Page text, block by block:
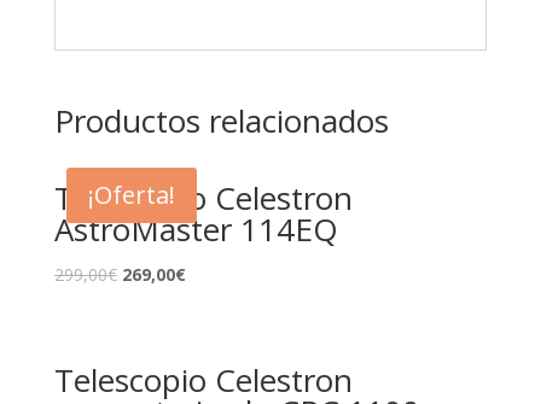
Productos relacionados
¡Oferta!
Telescopio Celestron
AstroMaster 114EQ
299,00€ 269,00€
Telescopio Celestron